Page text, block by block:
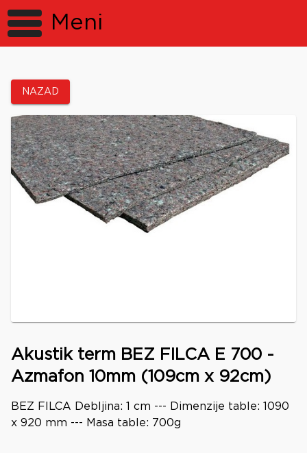
Meni
NAZAD
Akustik term BEZ FILCA E 700 -
Azmafon 10mm (109cm x 92cm)
BEZ FILCA Debljina: 1 cm --- Dimenzije table: 1090
x 920 mm --- Masa table: 700g